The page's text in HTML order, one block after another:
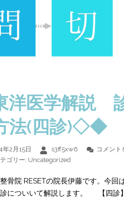
医学解説
法(四診)◇◆
年2月15日 s3ff5xw6
コメント
ゴリー: Uncategorized
骨院 RESETの院長伊藤です。今回
についいて解説します。 【四診】